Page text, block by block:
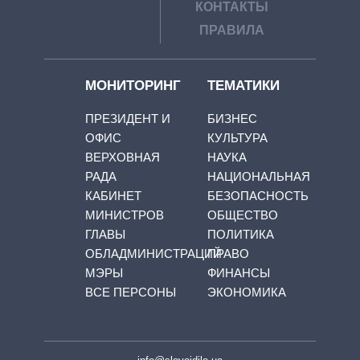
КОНТАКТЫ
ПРАВИЛА
МОНИТОРИНГ
ПРЕЗИДЕНТ И
ОФИС
ВЕРХОВНАЯ
РАДА
КАБИНЕТ
МИНИСТРОВ
ГЛАВЫ
ОБЛАДМИНИСТРАЦИЙ
МЭРЫ
ВСЕ ПЕРСОНЫ
ТЕМАТИКИ
БИЗНЕС
КУЛЬТУРА
НАУКА
НАЦИОНАЛЬНАЯ
БЕЗОПАСНОСТЬ
ОБЩЕСТВО
ПОЛИТИКА
ПРАВО
ФИНАНСЫ
ЭКОНОМИКА